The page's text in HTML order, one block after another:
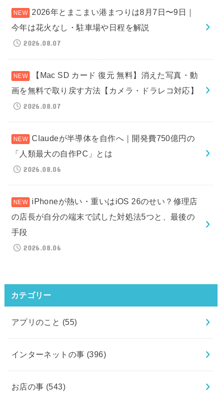
2026年とまこまい港まつりは8月7日〜9日｜
今年は花火なし・駐車場や日程を解説
2026.08.07
【Mac SD カード 復元 無料】消えた写真・動
画を無料で取り戻す方法【カメラ・ドラレコ対応】
2026.08.07
Claudeが半導体を自作へ｜開発費750億円の
「人類最大の自作PC」とは
2026.08.06
iPhoneが熱い・重いはiOS 26のせい？修理店
の店長が自分の端末で試した対処法5つと、最後の
手段
2026.08.06
カテゴリー
アプリのこと (55)
インターネットの事 (396)
お店の事 (543)